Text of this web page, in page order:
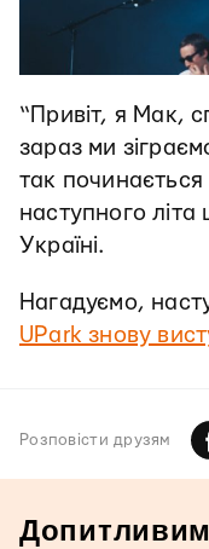
“Привіт, я Мак,
зараз ми
так
наступного
Україні.
Нагадуємо,
UPark знову
Розповiсти друзям
Допитливим